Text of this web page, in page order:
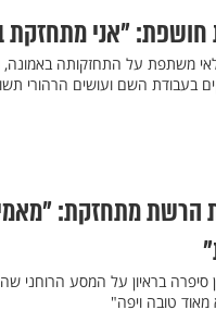
חושפת: "אני
משתפת על התחזקותה באמונה,
בעבודת השם ועושים הרהורי
הרשת מתחזקת:
סיפרה בראיון על המסע
מאוד טובה ויפה"